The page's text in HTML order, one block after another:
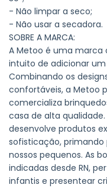
- Não limpar a seco;
- Não usar a secadora.
SOBRE A MARCA:
A Metoo é uma marca
intuito de adicionar
Combinando os
confortáveis, a Metoo
comercializa
casa de alta
desenvolve produtos
sofisticação, primando
nossos pequenos. As
indicadas desde RN,
infantis e presentear